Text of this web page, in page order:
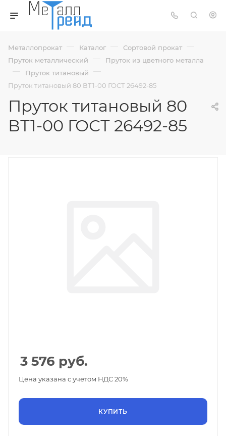
Металлопрокат — Каталог — Сортовой прокат —
Пруток металлический — Пруток из цветного металла
— Пруток титановый —
Пруток титановый 80 ВТ1-00 ГОСТ 26492-85
Пруток титановый 80
ВТ1-00 ГОСТ 26492-85
3 576 руб.
Цена указана с учетом НДС 20%
КУПИТЬ